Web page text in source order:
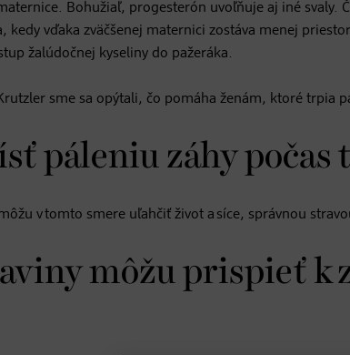
Bohužiaľ, progesterón uvoľňuje aj iné svaly.
kedy vďaka zväčšenej maternici zostáva menej
žalúdočnej kyseliny do pažeráka.
sme sa opýtali, čo pomáha ženám, ktoré trpia
páleniu záhy počas
v tomto smere uľahčiť život a síce, správnou
môžu prispieť k